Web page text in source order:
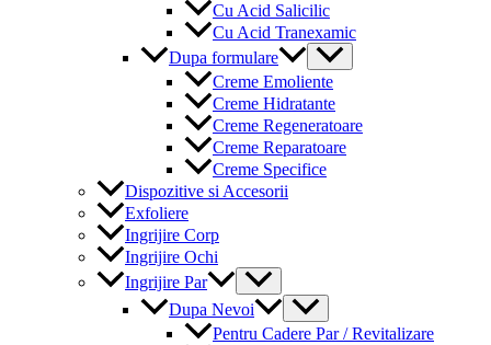
Cu Acid Salicilic
Cu Acid Tranexamic
Dupa formulare
Menu
Toggle
Creme Emoliente
Creme Hidratante
Creme Regeneratoare
Creme Reparatoare
Creme Specifice
Dispozitive si Accesorii
Exfoliere
Ingrijire Corp
Ingrijire Ochi
Ingrijire Par
Menu
Toggle
Dupa Nevoi
Menu
Toggle
Pentru Cadere Par / Revitalizare